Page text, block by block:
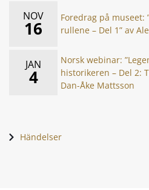
NOV
16
Foredrag på museet:
rullene – Del 1” av
JAN
4
Norsk webinar:
historikeren – Del 2:
Dan-Åke Mattsson
Händelser